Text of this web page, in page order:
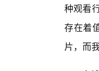
种观看
存在着
片，而